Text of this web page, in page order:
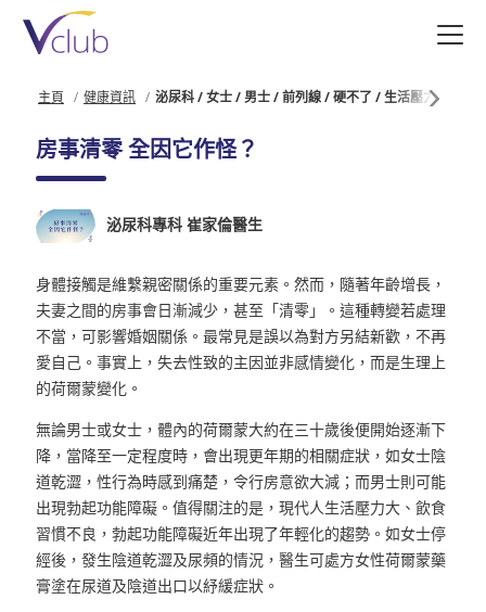
主頁 健康資訊 泌尿科 / 女士 / 男士 / 前列線 / 硬不了 / 生活壓力 / 若善
房事清零 全因它作怪？
泌尿科專科 崔家倫醫生
身體接觸是維繫親密關係的重要元素。然而，隨著年齡增長，
夫妻之間的房事會日漸減少，甚至「清零」。這種轉變若處理
不當，可影響婚姻關係。最常見是誤以為對方另結新歡，不再
愛自己。事實上，失去性致的主因並非感情變化，而是生理上
的荷爾蒙變化。
無論男士或女士，體內的荷爾蒙大約在三十歲後便開始逐漸下
降，當降至一定程度時，會出現更年期的相關症狀，如女士陰
道乾澀，性行為時感到痛楚，令行房意欲大減；而男士則可能
出現勃起功能障礙。值得關注的是，現代人生活壓力大、飲食
習慣不良，勃起功能障礙近年出現了年輕化的趨勢。如女士停
經後，發生陰道乾澀及尿頻的情況，醫生可處方女性荷爾蒙藥
膏塗在尿道及陰道出口以紓緩症狀。